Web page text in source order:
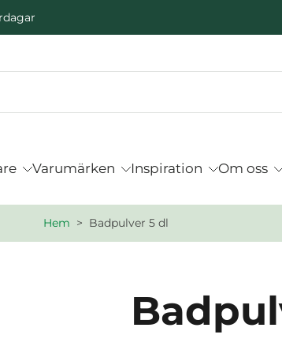
Varumärken Inspiration Om oss
Hem > Badpulver 5 dl